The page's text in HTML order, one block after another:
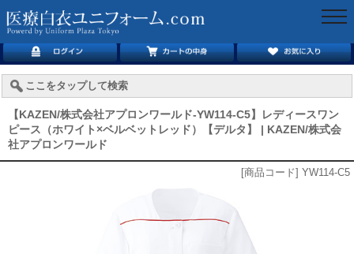
ここをタップして検索
【KAZEN/株式会社アプロンワールド-YW114-C5】レディースワン
ピース（ホワイト×ベルベットレッド）【デルタ】 | KAZEN/株式会
社アプロンワールド
[商品コード] YW114-C5